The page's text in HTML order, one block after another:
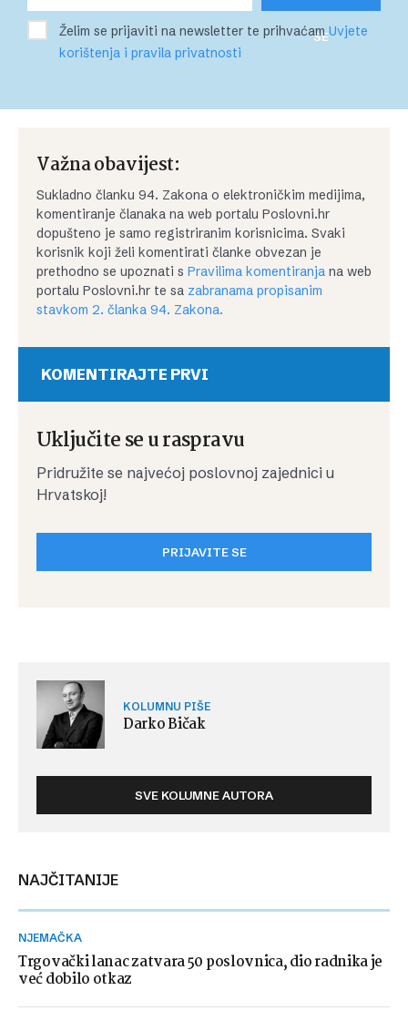
SE
Želim se prijaviti na newsletter te prihvaćamUvjete
korištenja i pravila privatnosti
Važna obavijest:
Sukladno članku 94. Zakona o elektroničkim medijima,
komentiranje članaka na web portalu Poslovni.hr
dopušteno je samo registriranim korisnicima. Svaki
korisnik koji želi komentirati članke obvezan je
prethodno se upoznati s Pravilima komentiranja na web
portalu Poslovni.hr te sa zabranama propisanim
stavkom 2. članka 94. Zakona.
KOMENTIRAJTE PRVI
Uključite se u raspravu
Pridružite se najvećoj poslovnoj zajednici u
Hrvatskoj!
PRIJAVITE SE
KOLUMNU PIŠE
Darko Bičak
SVE KOLUMNE AUTORA
NAJČITANIJE
NJEMAČKA
Trgovački lanac zatvara 50 poslovnica, dio radnika je
već dobilo otkaz